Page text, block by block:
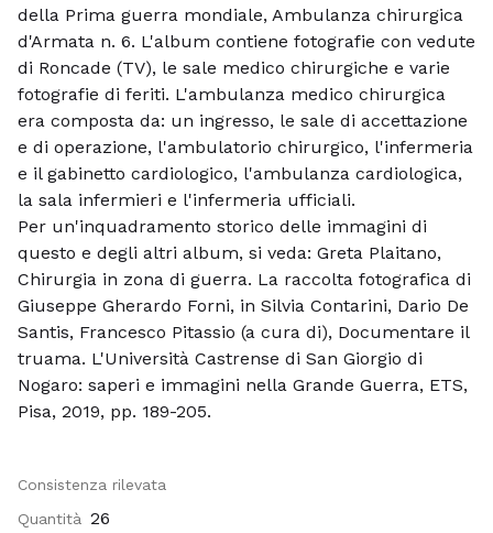
della Prima guerra mondiale, Ambulanza chirurgica
d'Armata n. 6. L'album contiene fotografie con vedute
di Roncade (TV), le sale medico chirurgiche e varie
fotografie di feriti. L'ambulanza medico chirurgica
era composta da: un ingresso, le sale di accettazione
e di operazione, l'ambulatorio chirurgico, l'infermeria
e il gabinetto cardiologico, l'ambulanza cardiologica,
la sala infermieri e l'infermeria ufficiali.
Per un'inquadramento storico delle immagini di
questo e degli altri album, si veda: Greta Plaitano,
Chirurgia in zona di guerra. La raccolta fotografica di
Giuseppe Gherardo Forni, in Silvia Contarini, Dario De
Santis, Francesco Pitassio (a cura di), Documentare il
truama. L'Università Castrense di San Giorgio di
Nogaro: saperi e immagini nella Grande Guerra, ETS,
Pisa, 2019, pp. 189-205.
Consistenza rilevata
Quantità 26